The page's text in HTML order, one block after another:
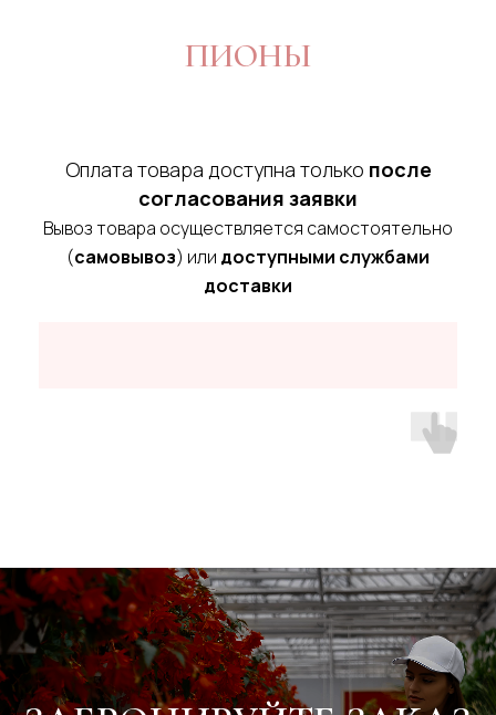
ПИОНЫ
Оплата товара доступна только после
согласования заявки
Вывоз товара осуществляется самостоятельно
(самовывоз) или доступными службами
доставки
ЗАБРОНИРУЙТЕ ЗАКАЗ
ВОВРЕМЯ ИПОКУПАЙТЕ
РАСТЕНИЯ ВЫГОДНО.
СВЯЖИТЕСЬ С НАМИ